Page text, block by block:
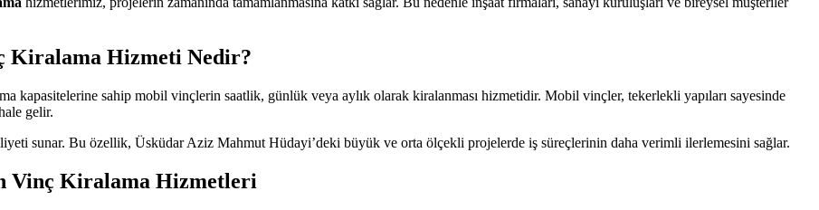
Kiralama Hizmeti Nedir?
kapasitelerine sahip mobil vinçlerin saatlik, günlük veya aylık olarak kiralanması hizmetidir. Mobil vinçler, tekerlekli yapıları sayesinde
gelir.
sunar. Bu özellik, Üsküdar Aziz Mahmut Hüdayi’deki büyük ve orta ölçekli projelerde iş süreçlerinin daha verimli ilerlemesini sağlar.
Vinç Kiralama Hizmetleri